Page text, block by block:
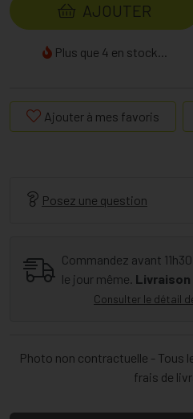
AJOUTER
Plus que 4 en stock...
Ajouter à mes favoris
Posez une question
Commandez avant
le jour même.
Consulter le détail
Photo non contractuelle - Tous
frais de